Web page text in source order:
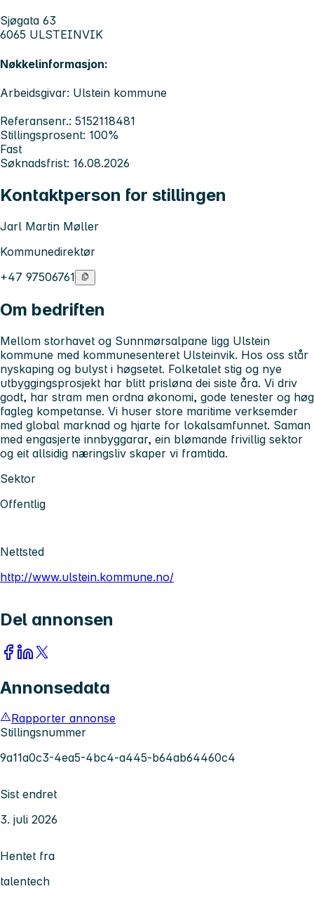
Sjøgata 63
6065 ULSTEINVIK
Nøkkelinformasjon:
Arbeidsgivar: Ulstein kommune
Referansenr.: 5152118481
Stillingsprosent: 100%
Fast
Søknadsfrist: 16.08.2026
Kontaktperson for stillingen
Jarl Martin Møller
Kommunedirektør
+47 97506761
Om bedriften
Mellom storhavet og Sunnmørsalpane ligg Ulstein
kommune med kommunesenteret Ulsteinvik. Hos oss står
nyskaping og bulyst i høgsetet. Folketalet stig og nye
utbyggingsprosjekt har blitt prisløna dei siste åra. Vi driv
godt, har stram men ordna økonomi, gode tenester og høg
fagleg kompetanse. Vi huser store maritime verksemder
med global marknad og hjarte for lokalsamfunnet. Saman
med engasjerte innbyggarar, ein blømande frivillig sektor
og eit allsidig næringsliv skaper vi framtida.
Sektor
Offentlig
Nettsted
http://www.ulstein.kommune.no/
Del annonsen
Annonsedata
Rapporter annonse
Stillingsnummer
9a11a0c3-4ea5-4bc4-a445-b64ab64460c4
Sist endret
3. juli 2026
Hentet fra
talentech